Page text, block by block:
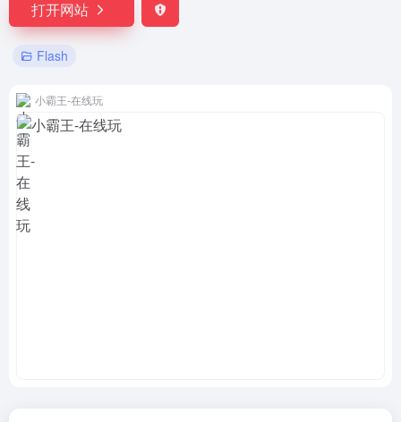
打开网站
Flash
小霸王-在线玩